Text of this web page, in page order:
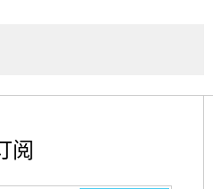
阅